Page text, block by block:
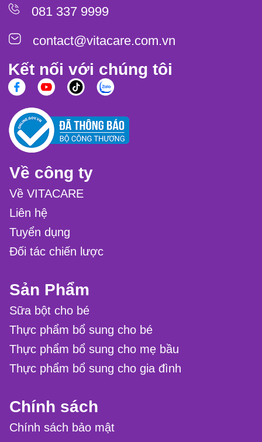
081 337 9999
contact@vitacare.com.vn
Kết nối với chúng tôi
Về công ty
Về VITACARE
Liên hệ
Tuyển dụng
Đối tác chiến lược
Sản Phẩm
Sữa bột cho bé
Thực phẩm bổ sung cho bé
Thực phẩm bổ sung cho mẹ bầu
Thực phẩm bổ sung cho gia đình
Chính sách
Chính sách bảo mật